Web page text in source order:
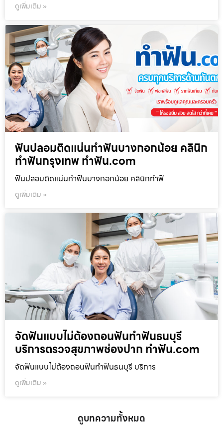
ดูเพิ่มเติม »
ฟันปลอมติดแน่นทำฟันบางกอกน้อย คลินิก
ทำฟันกรุงเทพ ทำฟัน.com
ฟันปลอมติดแน่นทำฟันบางกอกน้อย คลินิกทำฟั
ดูเพิ่มเติม »
จัดฟันแบบไม่ต้องถอนฟันทำฟันธนบุรี
บริการตรวจสุขภาพช่องปาก ทำฟัน.com
จัดฟันแบบไม่ต้องถอนฟันทำฟันธนบุรี บริการ
ดูเพิ่มเติม »
ดูบทความทั้งหมด